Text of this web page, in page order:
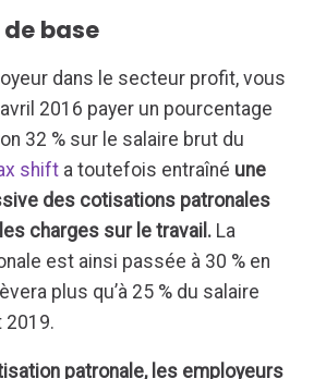
base
dans le secteur profit, vous
2016 payer un pourcentage
32 % sur le salaire brut du
shift a toutefois entraîné une
des cotisations patronales
charges sur le travail. La
est ainsi passée à 30 % en
plus qu’à 25 % du salaire
2019.
patronale, les employeurs